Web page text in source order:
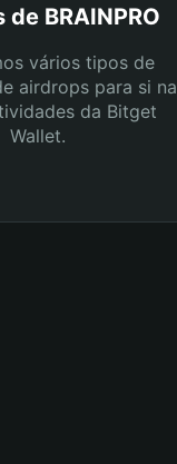
BRAINPRO
vários tipos de
airdrops para si na
da Bitget
Wallet.